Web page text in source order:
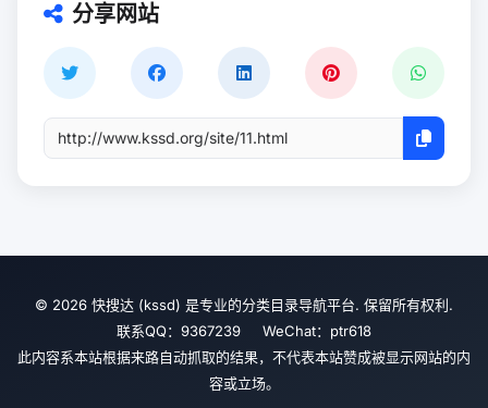
分享网站
© 2026 快搜达 (kssd) 是专业的分类目录导航平台. 保留所有权利.
联系QQ：9367239 WeChat：ptr618
此内容系本站根据来路自动抓取的结果，不代表本站赞成被显示网站的内
容或立场。